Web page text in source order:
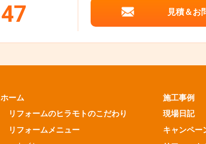
見積＆お
ホーム
リフォームのヒラモトのこだわり
リフォームメニュー
施工事例
現場日記
キャンペー